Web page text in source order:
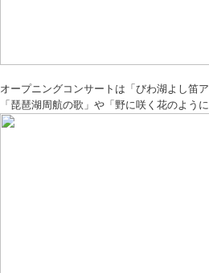
オープニングコンサートは「びわ湖よし笛
「琵琶湖周航の歌」や「野に咲く花のよう